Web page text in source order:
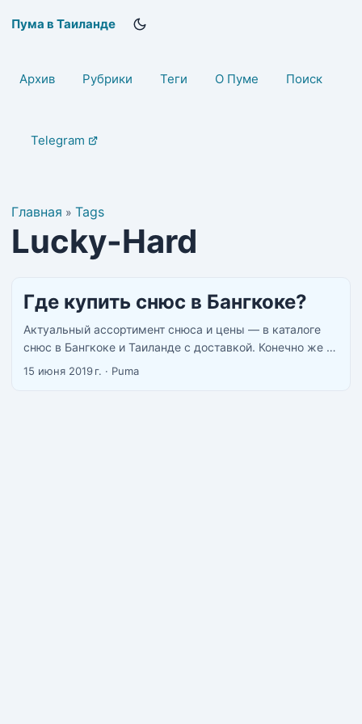
Пума в Таиланде
Архив Рубрики Теги О Пуме Поиск
Telegram
Главная » Tags
Lucky-Hard
Где купить снюс в Бангкоке?
Актуальный ассортимент снюса и цены — в каталоге
снюс в Бангкоке и Таиланде с доставкой. Конечно же у
нас есть ламповый чат кальянщиков Паттайи в
15 июня 2019 г. · Puma